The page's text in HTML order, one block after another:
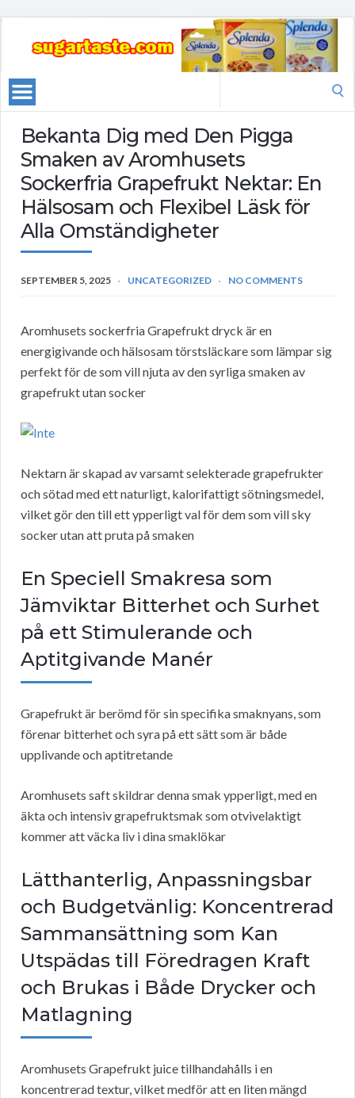
Bekanta Dig med Den Pigga
Smaken av Aromhusets
Sockerfria Grapefrukt Nektar: En
Hälsosam och Flexibel Läsk för
Alla Omständigheter
SEPTEMBER 5, 2025 UNCATEGORIZED NO COMMENTS
Aromhusets sockerfria Grapefrukt dryck är en
energigivande och hälsosam törstsläckare som lämpar sig
perfekt för de som vill njuta av den syrliga smaken av
grapefrukt utan socker
Nektarn är skapad av varsamt selekterade grapefrukter
och sötad med ett naturligt, kalorifattigt sötningsmedel,
vilket gör den till ett ypperligt val för dem som vill sky
socker utan att pruta på smaken
En Speciell Smakresa som
Jämviktar Bitterhet och Surhet
på ett Stimulerande och
Aptitgivande Manér
Grapefrukt är berömd för sin specifika smaknyans, som
förenar bitterhet och syra på ett sätt som är både
upplivande och aptitretande
Aromhusets saft skildrar denna smak ypperligt, med en
äkta och intensiv grapefruktsmak som otvivelaktigt
kommer att väcka liv i dina smaklökar
Lätthanterlig, Anpassningsbar
och Budgetvänlig: Koncentrerad
Sammansättning som Kan
Utspädas till Föredragen Kraft
och Brukas i Både Drycker och
Matlagning
Aromhusets Grapefrukt juice tillhandahålls i en
koncentrerad textur, vilket medför att en liten mängd